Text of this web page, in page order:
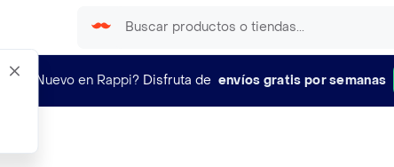
¿Nuevo en Rappi? Disfruta de envíos gratis por semanas